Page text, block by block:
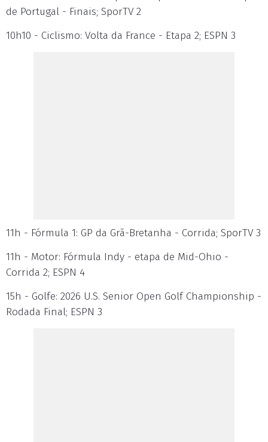
de Portugal - Finais; SporTV 2
10h10 - Ciclismo: Volta da France - Etapa 2; ESPN 3
11h - Fórmula 1: GP da Grã-Bretanha - Corrida; SporTV 3
11h - Motor: Fórmula Indy - etapa de Mid-Ohio -
Corrida 2; ESPN 4
15h - Golfe: 2026 U.S. Senior Open Golf Championship -
Rodada Final; ESPN 3